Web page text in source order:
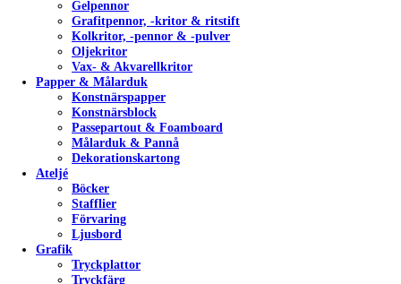
Gelpennor
Grafitpennor, -kritor & ritstift
Kolkritor, -pennor & -pulver
Oljekritor
Vax- & Akvarellkritor
Papper & Målarduk
Konstnärspapper
Konstnärsblock
Passepartout & Foamboard
Målarduk & Pannå
Dekorationskartong
Ateljé
Böcker
Stafflier
Förvaring
Ljusbord
Grafik
Tryckplattor
Tryckfärg